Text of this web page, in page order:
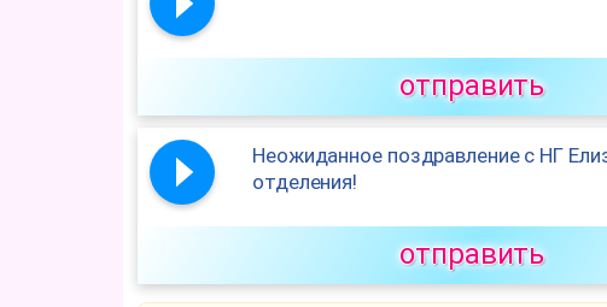
отправить
Неожиданное поздравление с НГ
отделения!
отправить